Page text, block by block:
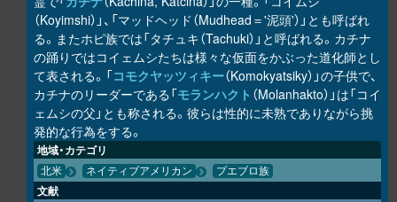
（Koyimshi）」、「マッドヘッド（Mudhead＝'泥頭'）」とも呼ばれ
る。またホピ族では「タチュキ（Tachuki）」と呼ばれる。カチナ
の踊りではコイェムシたちは様々な仮面をかぶった道化師とし
て表される。「コモクヤッツィキー（Komokyatsiky）」の子供で、
カチナのリーダーである「モランハクト （Molanhakto）」は「コイ
ェムシの父」とも称される。彼らは性的に未熟でありながら挑
発的な行為をする。
地域・カテゴリ
北米 ネイティブアメリカン プエブロ族
文献